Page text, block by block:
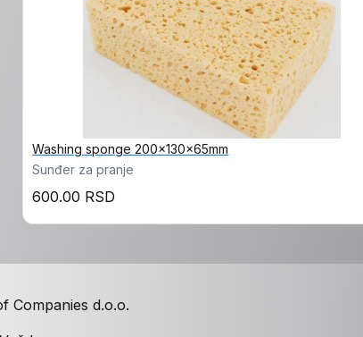
Washing sponge 200x130x65mm
Sunđer za pranje
600.00 RSD
Companies d.o.o.